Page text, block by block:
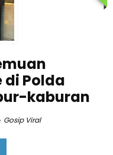
di Polda
kaburan
Gosip Viral